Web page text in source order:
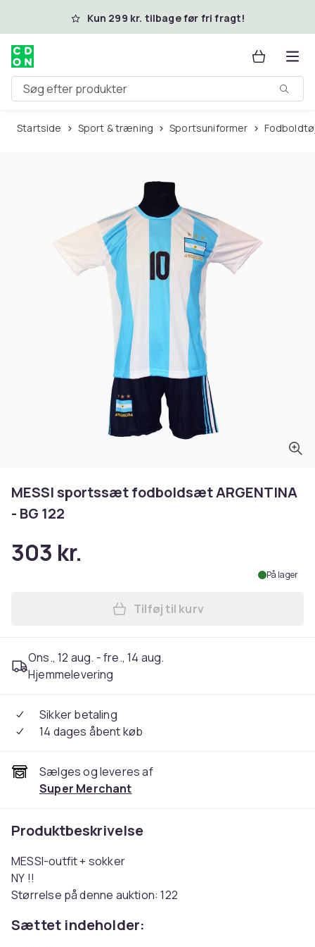
Spring til hovedindhold
Kun 299 kr. tilbage før fri fragt!
Søg efter produkter
Startside Sport & træning Sportsuniformer
MESSI sportssæt fodboldsæt ARGENTINA
- BG 122
303 kr.
På lager
Læg MESSI sportssæt
Tilføj til kurv
Ons., 12 aug. - fre., 14 aug.
Hjemmelevering
Sikker betaling
14 dages åbent køb
Sælges og leveres af
Super Merchant
Produktbeskrivelse
MESSI-outfit + sokker
NY !!
Størrelse på denne auktion: 122
Sættet indeholder: